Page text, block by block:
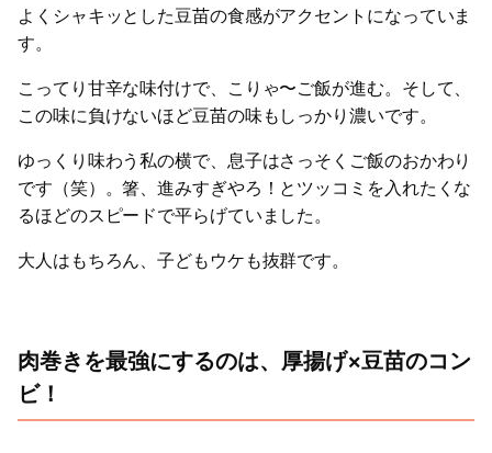
よくシャキッとした豆苗の食感がアクセントになっていま
す。
こってり甘辛な味付けで、こりゃ〜ご飯が進む。そして、
この味に負けないほど豆苗の味もしっかり濃いです。
ゆっくり味わう私の横で、息子はさっそくご飯のおかわり
です（笑）。箸、進みすぎやろ！とツッコミを入れたくな
るほどのスピードで平らげていました。
大人はもちろん、子どもウケも抜群です。
肉巻きを最強にするのは、厚揚げ×豆苗のコン
ビ！